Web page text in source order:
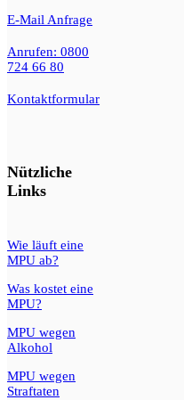
E-Mail Anfrage
Anrufen: 0800
724 66 80
Kontaktformular
Nützliche
Links
Wie läuft eine
MPU ab?
Was kostet eine
MPU?
MPU wegen
Alkohol
MPU wegen
Straftaten